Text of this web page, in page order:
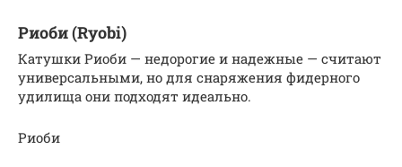
Риоби (Ryobi)
Катушки Риоби — недорогие и надежные — считают
универсальными, но для снаряжения фидерного
удилища они подходят идеально.
Риоби